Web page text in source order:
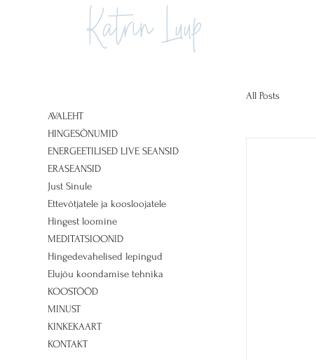
AVALEHT
HINGESÕNUMID
ENERGEETILISED LIVE SEANSID
ERASEANSID
Just Sinule
Ettevõtjatele ja koosloojatele
Hingest loomine
MEDITATSIOONID
Hingedevahelised lepingud
Elujõu koondamise tehnika
KOOSTÖÖD
MINUST
KINKEKAART
KONTAKT
Katrin Luup
All Posts